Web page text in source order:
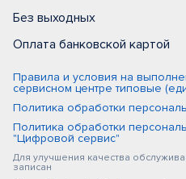
Без выходных
Оплата банковской картой
Правила и условия на
сервисном центре типовые
Политика обработки
Политика обработки
"Цифровой сервис"
Для улучшения качества
записан